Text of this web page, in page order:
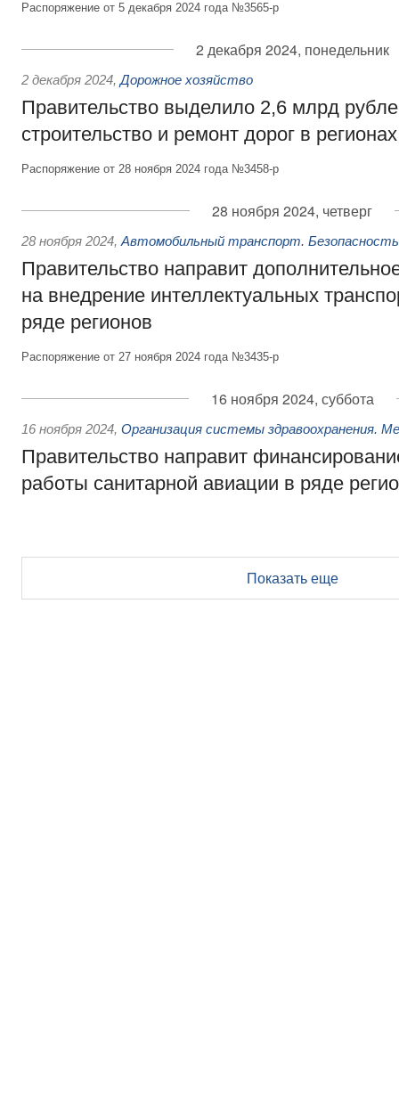
Распоряжение от 5 декабря 2024 года №3565-р
2 декабря 2024, понедельник
2 декабря 2024, Дорожное хозяйство
Правительство выделило 2,6 млрд
строительство и ремонт дорог в регионах
Распоряжение от 28 ноября 2024 года №3458-р
28 ноября 2024, четверг
28 ноября 2024, Автомобильный транспорт. Безопасность
Правительство направит
на внедрение интеллектуальных
ряде регионов
Распоряжение от 27 ноября 2024 года №3435-р
16 ноября 2024, суббота
16 ноября 2024, Организация системы здравоохранения.
Правительство направит
работы санитарной авиации в ряде
Показать еще